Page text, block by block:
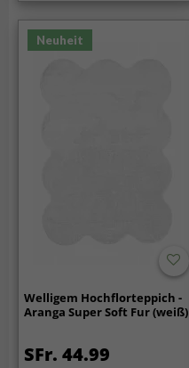
Neuheit
Welligem Hochflorteppich -
Aranga Super Soft Fur (weiß)
SFr. 44.99